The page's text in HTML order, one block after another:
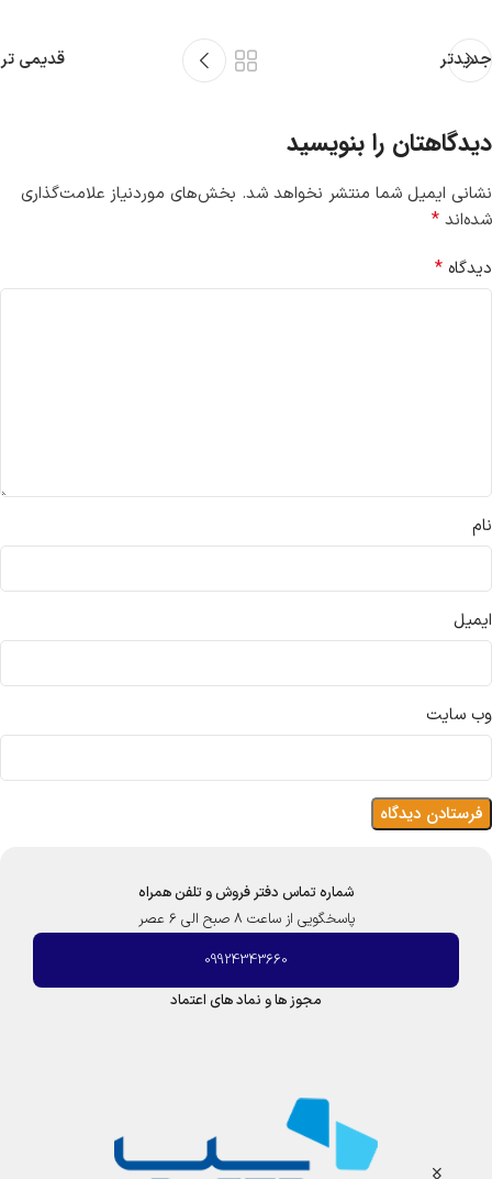
جدیدتر قدیمی تر
دیدگاهتان را بنویسید
نشانی ایمیل شما منتشر نخواهد شد. بخش‌های موردنیاز علامت‌گذاری
شده‌اند *
دیدگاه *
نام
ایمیل
وب‌ سایت
شماره تماس دفتر فروش و تلفن همراه
پاسخگویی از ساعت 8 صبح الی 6 عصر
09924343660
مجوز ها و نماد های اعتماد